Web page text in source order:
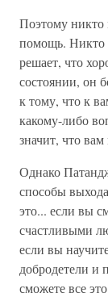
Поэтому никто
помощь. Никто
решает, что
состоянии, он
к тому, что к
какому-либо
значит, что вам
Однако
способы
это... если вы
счастливыми
если вы
добродетели и
сможете все